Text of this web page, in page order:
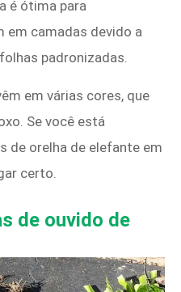
é ótima para
em camadas devido a
padronizadas.
em várias cores, que
Se você está
de orelha de elefante em
certo.
de ouvido de